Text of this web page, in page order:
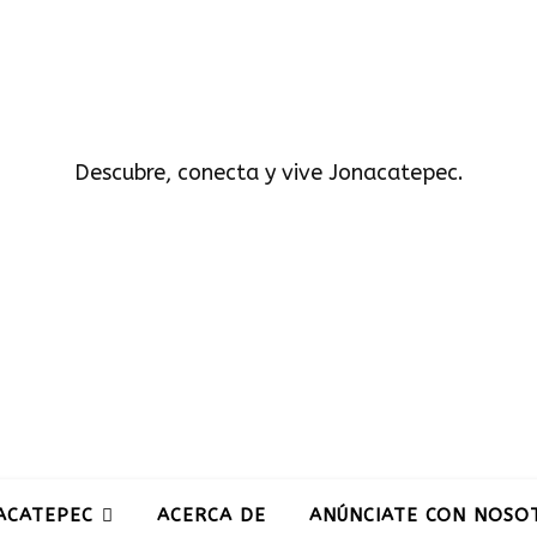
Descubre, conecta y vive Jonacatepec.
ACERCA DE ANÚNCIATE CON